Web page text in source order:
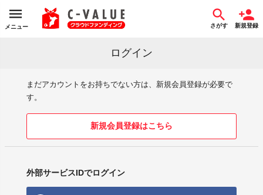
メニュー さがす 新規登録
ログイン
まだアカウントをお持ちでない方は、新規会員登録が必要で
す。
新規会員登録はこちら
外部サービスIDでログイン